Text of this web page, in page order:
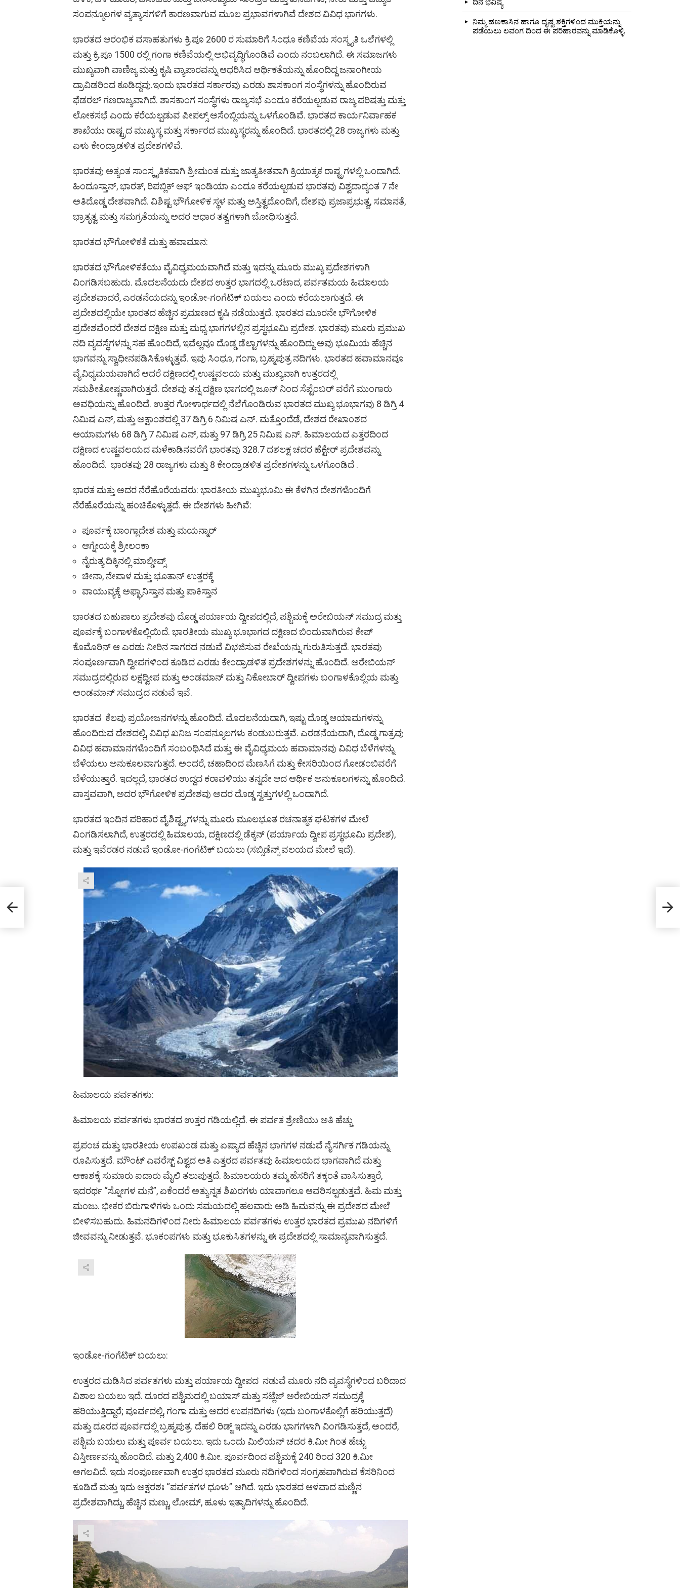
o
k
p
er k
ಸಂಪನ್ಮೂಲಗಳ ವ್ಯತ್ಯಾಸಗಳಿಗೆ ಕಾರಣವಾಗುವ ಮೂಲ ಪ್ರಭಾವಗಳಾಗಿವೆ ದೇಶದ ವಿವಿಧ ಭಾಗಗಳು.
ಭಾರತದ ಆರಂಭಿಕ ವಸಾಹತುಗಳು ಕ್ರಿ.ಪೂ 2600 ರ ಸುಮಾರಿಗೆ ಸಿಂಧೂ ಕಣಿವೆಯ ಸಂಸ್ಕೃತಿ ಒಲೆಗಳಲ್ಲಿ
ಮತ್ತು ಕ್ರಿ.ಪೂ 1500 ರಲ್ಲಿ ಗಂಗಾ ಕಣಿವೆಯಲ್ಲಿ ಅಭಿವೃದ್ಧಿಗೊಂಡಿವೆ ಎಂದು ನಂಬಲಾಗಿದೆ. ಈ ಸಮಾಜಗಳು
ಮುಖ್ಯವಾಗಿ ವಾಣಿಜ್ಯ ಮತ್ತು ಕೃಷಿ ವ್ಯಾಪಾರವನ್ನು ಆಧರಿಸಿದ ಆರ್ಥಿಕತೆಯನ್ನು ಹೊಂದಿದ್ದ ಜನಾಂಗೀಯ
ದ್ರಾವಿಡರಿಂದ ಕೂಡಿದ್ದವು.ಇಂದು ಭಾರತದ ಸರ್ಕಾರವು ಎರಡು ಶಾಸಕಾಂಗ ಸಂಸ್ಥೆಗಳನ್ನು ಹೊಂದಿರುವ
ಫೆಡರಲ್ ಗಣರಾಜ್ಯವಾಗಿದೆ. ಶಾಸಕಾಂಗ ಸಂಸ್ಥೆಗಳು ರಾಜ್ಯಸಭೆ ಎಂದೂ ಕರೆಯಲ್ಪಡುವ ರಾಜ್ಯ ಪರಿಷತ್ತು ಮತ್ತು
ಲೋಕಸಭೆ ಎಂದು ಕರೆಯಲ್ಪಡುವ ಪೀಪಲ್ಸ್ ಅಸೆಂಬ್ಲಿಯನ್ನು ಒಳಗೊಂಡಿವೆ. ಭಾರತದ ಕಾರ್ಯನಿರ್ವಾಹಕ
ಶಾಖೆಯು ರಾಷ್ಟ್ರದ ಮುಖ್ಯಸ್ಥ ಮತ್ತು ಸರ್ಕಾರದ ಮುಖ್ಯಸ್ಥರನ್ನು ಹೊಂದಿದೆ. ಭಾರತದಲ್ಲಿ 28 ರಾಜ್ಯಗಳು ಮತ್ತು
ಏಳು ಕೇಂದ್ರಾಡಳಿತ ಪ್ರದೇಶಗಳಿವೆ.
ಭಾರತವು ಅತ್ಯಂತ ಸಾಂಸ್ಕೃತಿಕವಾಗಿ ಶ್ರೀಮಂತ ಮತ್ತು ಜಾತ್ಯತೀತವಾಗಿ ಕ್ರಿಯಾತ್ಮಕ ರಾಷ್ಟ್ರಗಳಲ್ಲಿ ಒಂದಾಗಿದೆ.
ಹಿಂದೂಸ್ತಾನ್, ಭಾರತ್, ರಿಪಬ್ಲಿಕ್ ಆಫ್ ಇಂಡಿಯಾ ಎಂದೂ ಕರೆಯಲ್ಪಡುವ ಭಾರತವು ವಿಶ್ವದಾದ್ಯಂತ 7 ನೇ
ಅತಿದೊಡ್ಡ ದೇಶವಾಗಿದೆ. ವಿಶಿಷ್ಟ ಭೌಗೋಳಿಕ ಸ್ಥಳ ಮತ್ತು ಅಸ್ತಿತ್ವದೊಂದಿಗೆ, ದೇಶವು ಪ್ರಜಾಪ್ರಭುತ್ವ, ಸಮಾನತೆ,
ಭ್ರಾತೃತ್ವ ಮತ್ತು ಸಮಗ್ರತೆಯನ್ನು ಅದರ ಆಧಾರ ತತ್ವಗಳಾಗಿ ಬೋಧಿಸುತ್ತದೆ.
ಭಾರತದ ಭೌಗೋಳಿಕತೆ ಮತ್ತು ಹವಾಮಾನ:
ಭಾರತದ ಭೌಗೋಳಿಕತೆಯು ವೈವಿಧ್ಯಮಯವಾಗಿದೆ ಮತ್ತು ಇದನ್ನು ಮೂರು ಮುಖ್ಯ ಪ್ರದೇಶಗಳಾಗಿ
ವಿಂಗಡಿಸಬಹುದು. ಮೊದಲನೆಯದು ದೇಶದ ಉತ್ತರ ಭಾಗದಲ್ಲಿ ಒರಟಾದ, ಪರ್ವತಮಯ ಹಿಮಾಲಯ
ಪ್ರದೇಶವಾದರೆ, ಎರಡನೆಯದನ್ನು ಇಂಡೋ-ಗಂಗೆಟಿಕ್ ಬಯಲು ಎಂದು ಕರೆಯಲಾಗುತ್ತದೆ. ಈ
ಪ್ರದೇಶದಲ್ಲಿಯೇ ಭಾರತದ ಹೆಚ್ಚಿನ ಪ್ರಮಾಣದ ಕೃಷಿ ನಡೆಯುತ್ತದೆ. ಭಾರತದ ಮೂರನೇ ಭೌಗೋಳಿಕ
ಪ್ರದೇಶವೆಂದರೆ ದೇಶದ ದಕ್ಷಿಣ ಮತ್ತು ಮಧ್ಯ ಭಾಗಗಳಲ್ಲಿನ ಪ್ರಸ್ಥಭೂಮಿ ಪ್ರದೇಶ. ಭಾರತವು ಮೂರು ಪ್ರಮುಖ
ನದಿ ವ್ಯವಸ್ಥೆಗಳನ್ನು ಸಹ ಹೊಂದಿದೆ, ಇವೆಲ್ಲವೂ ದೊಡ್ಡ ಡೆಲ್ಟಾಗಳನ್ನು ಹೊಂದಿದ್ದು ಅವು ಭೂಮಿಯ ಹೆಚ್ಚಿನ
ಭಾಗವನ್ನು ಸ್ವಾಧೀನಪಡಿಸಿಕೊಳ್ಳುತ್ತವೆ. ಇವು ಸಿಂಧೂ, ಗಂಗಾ, ಬ್ರಹ್ಮಪುತ್ರ ನದಿಗಳು. ಭಾರತದ ಹವಾಮಾನವೂ
ವೈವಿಧ್ಯಮಯವಾಗಿದೆ ಆದರೆ ದಕ್ಷಿಣದಲ್ಲಿ ಉಷ್ಣವಲಯ ಮತ್ತು ಮುಖ್ಯವಾಗಿ ಉತ್ತರದಲ್ಲಿ
ಸಮಶೀತೋಷ್ಣವಾಗಿರುತ್ತದೆ. ದೇಶವು ತನ್ನ ದಕ್ಷಿಣ ಭಾಗದಲ್ಲಿ ಜೂನ್ ನಿಂದ ಸೆಪ್ಟೆಂಬರ್ ವರೆಗೆ ಮುಂಗಾರು
ಅವಧಿಯನ್ನು ಹೊಂದಿದೆ. ಉತ್ತರ ಗೋಳಾರ್ಧದಲ್ಲಿ ನೆಲೆಗೊಂಡಿರುವ ಭಾರತದ ಮುಖ್ಯ ಭೂಭಾಗವು 8 ಡಿಗ್ರಿ 4
ನಿಮಿಷ ಎನ್, ಮತ್ತು ಅಕ್ಷಾಂಶದಲ್ಲಿ 37 ಡಿಗ್ರಿ 6 ನಿಮಿಷ ಎನ್. ಮತ್ತೊಂದೆಡೆ, ದೇಶದ ರೇಖಾಂಶದ
ಆಯಾಮಗಳು 68 ಡಿಗ್ರಿ 7 ನಿಮಿಷ ಎನ್, ಮತ್ತು 97 ಡಿಗ್ರಿ 25 ನಿಮಿಷ ಎನ್. ಹಿಮಾಲಯದ ಎತ್ತರದಿಂದ
ದಕ್ಷಿಣದ ಉಷ್ಣವಲಯದ ಮಳೆಕಾಡಿನವರೆಗೆ ಭಾರತವು 328.7 ದಶಲಕ್ಷ ಚದರ ಹೆಕ್ಟೇರ್ ಪ್ರದೇಶವನ್ನು
ಹೊಂದಿದೆ. ಭಾರತವು 28 ರಾಜ್ಯಗಳು ಮತ್ತು 8 ಕೇಂದ್ರಾಡಳಿತ ಪ್ರದೇಶಗಳನ್ನು ಒಳಗೊಂಡಿದೆ .
ಭಾರತ ಮತ್ತು ಅದರ ನೆರೆಹೊರೆಯವರು: ಭಾರತೀಯ ಮುಖ್ಯಭೂಮಿ ಈ ಕೆಳಗಿನ ದೇಶಗಳೊಂದಿಗೆ
ನೆರೆಹೊರೆಯನ್ನು ಹಂಚಿಕೊಳ್ಳುತ್ತದೆ. ಈ ದೇಶಗಳು ಹೀಗಿವೆ:
ಪೂರ್ವಕ್ಕೆ ಬಾಂಗ್ಲಾದೇಶ ಮತ್ತು ಮಯನ್ಮಾರ್
ಆಗ್ನೇಯಕ್ಕೆ ಶ್ರೀಲಂಕಾ
ನೈರುತ್ಯ ದಿಕ್ಕಿನಲ್ಲಿ ಮಾಲ್ಡೀವ್ಸ್
ಚೀನಾ, ನೇಪಾಳ ಮತ್ತು ಭೂತಾನ್ ಉತ್ತರಕ್ಕೆ
ವಾಯುವ್ಯಕ್ಕೆ ಅಫ್ಘಾನಿಸ್ತಾನ ಮತ್ತು ಪಾಕಿಸ್ತಾನ
ಭಾರತದ ಬಹುಪಾಲು ಪ್ರದೇಶವು ದೊಡ್ಡ ಪರ್ಯಾಯ ದ್ವೀಪದಲ್ಲಿದೆ, ಪಶ್ಚಿಮಕ್ಕೆ ಅರೇಬಿಯನ್ ಸಮುದ್ರ ಮತ್ತು
ಪೂರ್ವಕ್ಕೆ ಬಂಗಾಳಕೊಲ್ಲಿಯಿದೆ. ಭಾರತೀಯ ಮುಖ್ಯ ಭೂಭಾಗದ ದಕ್ಷಿಣದ ಬಿಂದುವಾಗಿರುವ ಕೇಪ್
ಕೊಮೊರಿನ್ ಆ ಎರಡು ನೀರಿನ ಸಾಗರದ ನಡುವೆ ವಿಭಜಿಸುವ ರೇಖೆಯನ್ನು ಗುರುತಿಸುತ್ತದೆ. ಭಾರತವು
ಸಂಪೂರ್ಣವಾಗಿ ದ್ವೀಪಗಳಿಂದ ಕೂಡಿದ ಎರಡು ಕೇಂದ್ರಾಡಳಿತ ಪ್ರದೇಶಗಳನ್ನು ಹೊಂದಿದೆ. ಅರೇಬಿಯನ್
ಸಮುದ್ರದಲ್ಲಿರುವ ಲಕ್ಷದ್ವೀಪ ಮತ್ತು ಅಂಡಮಾನ್ ಮತ್ತು ನಿಕೋಬಾರ್ ದ್ವೀಪಗಳು ಬಂಗಾಳಕೊಲ್ಲಿಯ ಮತ್ತು
ಅಂಡಮಾನ್ ಸಮುದ್ರದ ನಡುವೆ ಇವೆ.
ಭಾರತದ ಕೆಲವು ಪ್ರಯೋಜನಗಳನ್ನು ಹೊಂದಿದೆ. ಮೊದಲನೆಯದಾಗಿ, ಇಷ್ಟು ದೊಡ್ಡ ಆಯಾಮಗಳನ್ನು
ಹೊಂದಿರುವ ದೇಶದಲ್ಲಿ, ವಿವಿಧ ಖನಿಜ ಸಂಪನ್ಮೂಲಗಳು ಕಂಡುಬರುತ್ತವೆ. ಎರಡನೆಯದಾಗಿ, ದೊಡ್ಡ ಗಾತ್ರವು
ವಿವಿಧ ಹವಾಮಾನಗಳೊಂದಿಗೆ ಸಂಬಂಧಿಸಿದೆ ಮತ್ತು ಈ ವೈವಿಧ್ಯಮಯ ಹವಾಮಾನವು ವಿವಿಧ ಬೆಳೆಗಳನ್ನು
ಬೆಳೆಯಲು ಅನುಕೂಲವಾಗುತ್ತದೆ. ಅಂದರೆ, ಚಹಾದಿಂದ ಮೆಣಸಿಗೆ ಮತ್ತು ಕೇಸರಿಯಿಂದ ಗೋಡಂಬಿವರೆಗೆ
ಬೆಳೆಯುತ್ತಾರೆ. ಇದಲ್ಲದೆ, ಭಾರತದ ಉದ್ದದ ಕರಾವಳಿಯು ತನ್ನದೇ ಆದ ಆರ್ಥಿಕ ಅನುಕೂಲಗಳನ್ನು ಹೊಂದಿದೆ.
ವಾಸ್ತವವಾಗಿ, ಅದರ ಭೌಗೋಳಿಕ ಪ್ರದೇಶವು ಅದರ ದೊಡ್ಡ ಸ್ವತ್ತುಗಳಲ್ಲಿ ಒಂದಾಗಿದೆ.
ಭಾರತದ ಇಂದಿನ ಪರಿಹಾರ ವೈಶಿಷ್ಟ್ಯಗಳನ್ನು ಮೂರು ಮೂಲಭೂತ ರಚನಾತ್ಮಕ ಘಟಕಗಳ ಮೇಲೆ
ವಿಂಗಡಿಸಲಾಗಿದೆ, ಉತ್ತರದಲ್ಲಿ ಹಿಮಾಲಯ, ದಕ್ಷಿಣದಲ್ಲಿ ಡೆಕ್ಕನ್ (ಪರ್ಯಾಯ ದ್ವೀಪ ಪ್ರಸ್ಥಭೂಮಿ ಪ್ರದೇಶ),
ಮತ್ತು ಇವೆರಡರ ನಡುವೆ ಇಂಡೋ-ಗಂಗೆಟಿಕ್ ಬಯಲು (ಸಬ್ಸಿಡೆನ್ಸ್ ವಲಯದ ಮೇಲೆ ಇದೆ).
ಹಿಮಾಲಯ ಪರ್ವತಗಳು:
ಹಿಮಾಲಯ ಪರ್ವತಗಳು ಭಾರತದ ಉತ್ತರ ಗಡಿಯಲ್ಲಿದೆ. ಈ ಪರ್ವತ ಶ್ರೇಣಿಯು ಅತಿ ಹೆಚ್ಚು
ಪ್ರಪಂಚ ಮತ್ತು ಭಾರತೀಯ ಉಪಖಂಡ ಮತ್ತು ಏಷ್ಯಾದ ಹೆಚ್ಚಿನ ಭಾಗಗಳ ನಡುವೆ ನೈಸರ್ಗಿಕ ಗಡಿಯನ್ನು
ರೂಪಿಸುತ್ತದೆ. ಮೌಂಟ್ ಎವರೆಸ್ಟ್ ವಿಶ್ವದ ಅತಿ ಎತ್ತರದ ಪರ್ವತವು ಹಿಮಾಲಯದ ಭಾಗವಾಗಿದೆ ಮತ್ತು
ಆಕಾಶಕ್ಕೆ ಸುಮಾರು ಐದಾರು ಮೈಲಿ ತಲುಪುತ್ತದೆ. ಹಿಮಾಲಯರು ತಮ್ಮ ಹೆಸರಿಗೆ ತಕ್ಕಂತೆ ವಾಸಿಸುತ್ತಾರೆ,
ಇದರರ್ಥ “ಸ್ನೋಗಳ ಮನೆ”, ಏಕೆಂದರೆ ಅತ್ಯುನ್ನತ ಶಿಖರಗಳು ಯಾವಾಗಲೂ ಆವರಿಸಲ್ಪಡುತ್ತವೆ. ಹಿಮ ಮತ್ತು
ಮಂಜು. ಭೀಕರ ಬಿರುಗಾಳಿಗಳು ಒಂದು ಸಮಯದಲ್ಲಿ ಹಲವಾರು ಅಡಿ ಹಿಮವನ್ನು ಈ ಪ್ರದೇಶದ ಮೇಲೆ
ಬೀಳಿಸಬಹುದು. ಹಿಮನದಿಗಳಿಂದ ನೀರು ಹಿಮಾಲಯ ಪರ್ವತಗಳು ಉತ್ತರ ಭಾರತದ ಪ್ರಮುಖ ನದಿಗಳಿಗೆ
ಜೀವವನ್ನು ನೀಡುತ್ತವೆ. ಭೂಕಂಪಗಳು ಮತ್ತು ಭೂಕುಸಿತಗಳನ್ನು ಈ ಪ್ರದೇಶದಲ್ಲಿ ಸಾಮಾನ್ಯವಾಗಿಸುತ್ತದೆ.
ಇಂಡೋ-ಗಂಗೆಟಿಕ್ ಬಯಲು:
ಉತ್ತರದ ಮಡಿಸಿದ ಪರ್ವತಗಳು ಮತ್ತು ಪರ್ಯಾಯ ದ್ವೀಪದ ನಡುವೆ ಮೂರು ನದಿ ವ್ಯವಸ್ಥೆಗಳಿಂದ ಬರಿದಾದ
ವಿಶಾಲ ಬಯಲು ಇದೆ. ದೂರದ ಪಶ್ಚಿಮದಲ್ಲಿ ಬಯಾಸ್ ಮತ್ತು ಸಟ್ಲೆಜ್ ಅರೇಬಿಯನ್ ಸಮುದ್ರಕ್ಕೆ
ಹರಿಯುತ್ತಿದ್ದಾರೆ; ಪೂರ್ವದಲ್ಲಿ, ಗಂಗಾ ಮತ್ತು ಅದರ ಉಪನದಿಗಳು (ಇದು ಬಂಗಾಳಕೊಲ್ಲಿಗೆ ಹರಿಯುತ್ತದೆ)
ಮತ್ತು ದೂರದ ಪೂರ್ವದಲ್ಲಿ ಬ್ರಹ್ಮಪುತ್ರ. ದೆಹಲಿ ರಿಡ್ಜ್ ಇದನ್ನು ಎರಡು ಭಾಗಗಳಾಗಿ ವಿಂಗಡಿಸುತ್ತದೆ, ಅಂದರೆ,
ಪಶ್ಚಿಮ ಬಯಲು ಮತ್ತು ಪೂರ್ವ ಬಯಲು. ಇದು ಒಂದು ಮಿಲಿಯನ್ ಚದರ ಕಿ.ಮೀ ಗಿಂತ ಹೆಚ್ಚು
ವಿಸ್ತೀರ್ಣವನ್ನು ಹೊಂದಿದೆ. ಮತ್ತು 2,400 ಕಿ.ಮೀ. ಪೂರ್ವದಿಂದ ಪಶ್ಚಿಮಕ್ಕೆ 240 ರಿಂದ 320 ಕಿ.ಮೀ
ಅಗಲವಿದೆ. ಇದು ಸಂಪೂರ್ಣವಾಗಿ ಉತ್ತರ ಭಾರತದ ಮೂರು ನದಿಗಳಿಂದ ಸಂಗ್ರಹವಾಗಿರುವ ಕೆಸರಿನಿಂದ
ಕೂಡಿದೆ ಮತ್ತು ಇದು ಅಕ್ಷರಶಃ “ಪರ್ವತಗಳ ಧೂಳು” ಆಗಿದೆ. ಇದು ಭಾರತದ ಆಳವಾದ ಮಣ್ಣಿನ
ಪ್ರದೇಶವಾಗಿದ್ದು, ಹೆಚ್ಚಿನ ಮಣ್ಣು, ಲೋಮ್, ಹೂಳು ಇತ್ಯಾದಿಗಳನ್ನು ಹೊಂದಿದೆ.
ನಿಮ್ಮ ಹಣಕಾಸಿನ ಹಾಗೂ ದೃಷ್ಟ ಶಕ್ತಿಗಳಿಂದ ಮುಕ್ತಿಯನ್ನು
ಪಡೆಯಲು ಲವಂಗ ದಿಂದ ಈ ಪರಿಹಾರವನ್ನು ಮಾಡಿಕೊಳ್ಳಿ.